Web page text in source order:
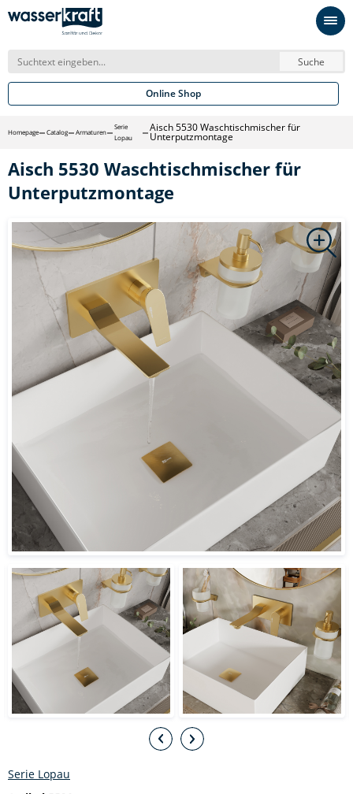
Suche
Online Shop
Homepage Catalog Armaturen
Serie
Lopau
Aisch 5530 Waschtischmischer für
Unterputzmontage
Aisch 5530 Waschtischmischer für
Unterputzmontage
Serie Lopau